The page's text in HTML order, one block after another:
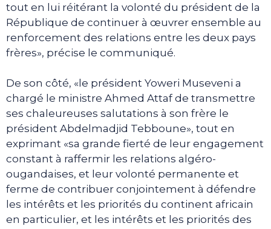
tout en lui réitérant la volonté du président de la
République de continuer à œuvrer ensemble au
renforcement des relations entre les deux pays
frères», précise le communiqué.
De son côté, «le président Yoweri Museveni a
chargé le ministre Ahmed Attaf de transmettre
ses chaleureuses salutations à son frère le
président Abdelmadjid Tebboune», tout en
exprimant «sa grande fierté de leur engagement
constant à raffermir les relations algéro-
ougandaises, et leur volonté permanente et
ferme de contribuer conjointement à défendre
les intérêts et les priorités du continent africain
en particulier, et les intérêts et les priorités des